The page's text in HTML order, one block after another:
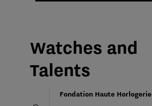
Watches and
Talents
Fondation Haute Horlogerie